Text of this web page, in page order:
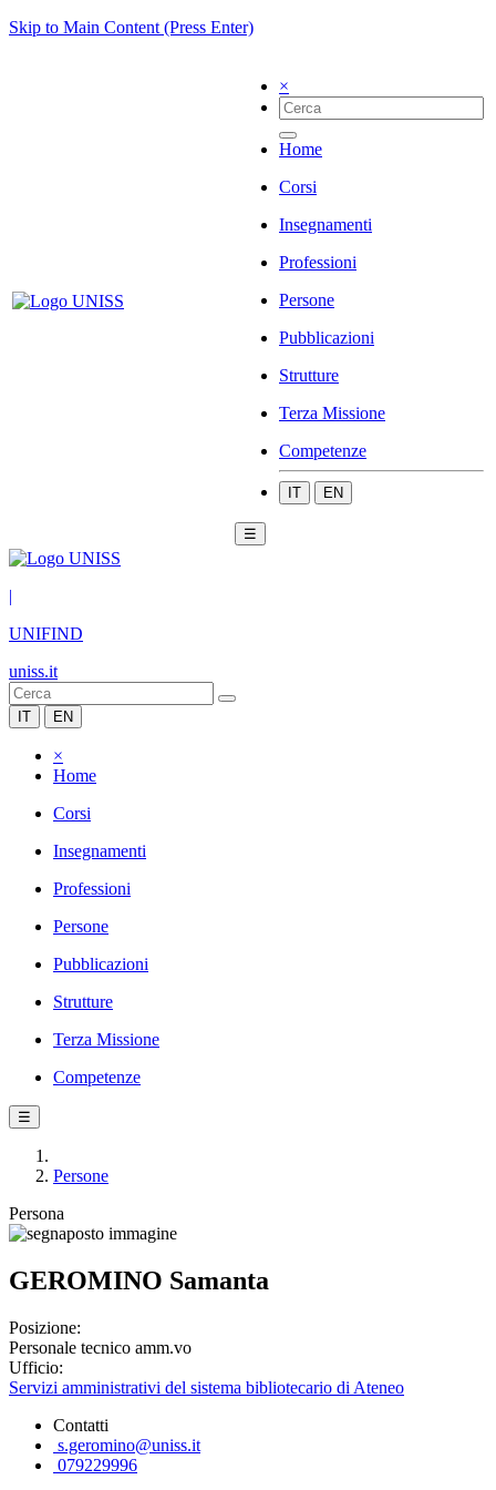
Skip to Main Content (Press Enter)
×
Home
Corsi
Insegnamenti
Professioni
Persone
Pubblicazioni
Strutture
Terza Missione
Competenze
IT EN
☰
|
UNIFIND
uniss.it
IT EN
×
Home
Corsi
Insegnamenti
Professioni
Persone
Pubblicazioni
Strutture
Terza Missione
Competenze
☰
Persone
Persona
GEROMINO Samanta
Posizione:
Personale tecnico amm.vo
Ufficio:
Servizi amministrativi del sistema bibliotecario di Ateneo
Contatti
s.geromino@uniss.it
079229996